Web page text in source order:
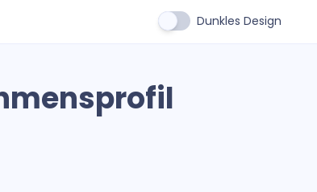
Dunkles Design